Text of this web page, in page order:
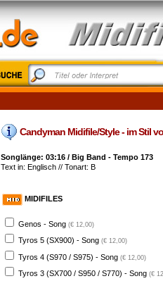
Candyman Midifile/Style - im Stil
Songlänge: 03:16 / Big Band - Tempo 173
Text in: Englisch // Tonart: B
MIDIFILES
Genos - Song (€ 12,00)
Tyros 5 (SX900) - Song (€ 12,00)
Tyros 4 (S970 / S975) - Song (€ 12,00)
Tyros 3 (SX700 / S950 / S770) - Song (€